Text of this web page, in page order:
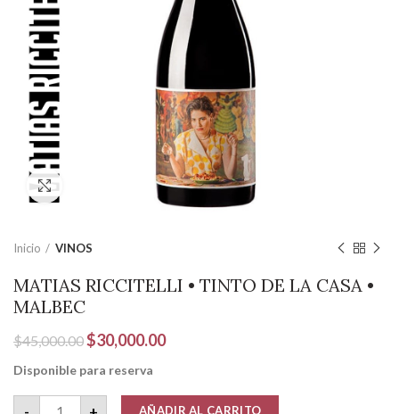
Inicio VINOS
MATIAS RICCITELLI • TINTO DE LA CASA •
MALBEC
$45,000.00 El
original
era:
$30,000.00El
es:
Disponible para reserva
-
MATIAS RICCITELLI • TINTO DE LA CASA • MALBEC cantidad
+ AÑADIR AL CARRITO